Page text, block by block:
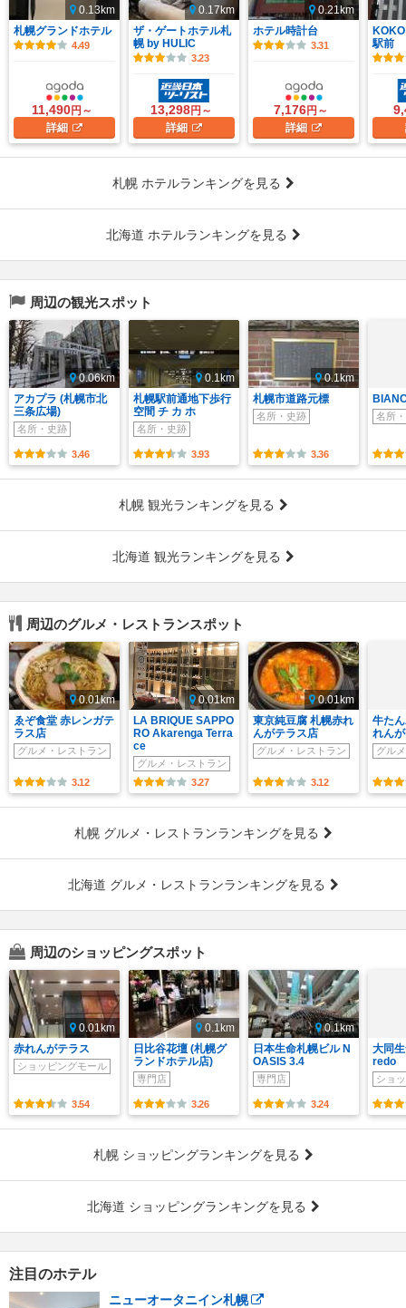
0.13km
札幌グランドホテル
4.49
11,490円～
詳細
0.17km
ザ・ゲートホテル札
幌 by HULIC
3.23
13,298円～
詳細
0.21km
ホテル時計台
3.31
7,176円～
詳細
駅前
札幌 ホテルランキングを見る
北海道 ホテルランキングを見る
周辺の観光スポット
0.06km
アカプラ (札幌市北
三条広場)
名所・史跡
3.46
0.1km
札幌駅前通地下歩行
空間 チ カ ホ
名所・史跡
3.93
0.1km
札幌市道路元標
名所・史跡
3.36
名所
札幌 観光ランキングを見る
北海道 観光ランキングを見る
周辺のグルメ・レストランスポット
0.01km
ゑぞ食堂 赤レンガテ
ラス店
グルメ・レストラン
3.12
0.01km
LA BRIQUE SAPPO
RO Akarenga Terra
ce
グルメ・レストラン
3.27
0.01km
東京純豆腐 札幌赤れ
んがテラス店
グルメ・レストラン
3.12
牛た
れん
グル
札幌 グルメ・レストランランキングを見る
北海道 グルメ・レストランランキングを見る
周辺のショッピングスポット
0.01km
赤れんがテラス
ショッピングモール
3.54
0.1km
日比谷花壇 (札幌グ
ランドホテル店)
専門店
3.26
0.1km
日本生命札幌ビル N
OASIS 3.4
専門店
3.24
大同
redo
ショ
札幌 ショッピングランキングを見る
北海道 ショッピングランキングを見る
注目のホテル
ニューオータニイン札幌